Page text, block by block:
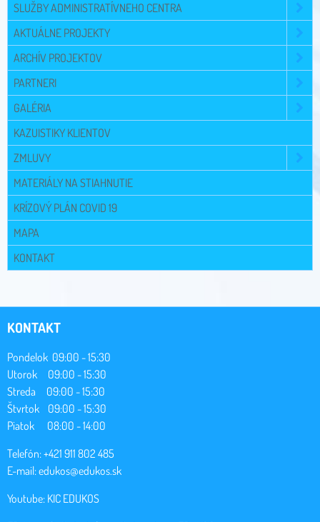
SLUŽBY ADMINISTRATÍVNEHO CENTRA
AKTUÁLNE PROJEKTY
ARCHÍV PROJEKTOV
PARTNERI
GALÉRIA
KAZUISTIKY KLIENTOV
ZMLUVY
MATERIÁLY NA STIAHNUTIE
KRÍZOVÝ PLÁN COVID 19
MAPA
KONTAKT
KONTAKT
Pondelok 09:00 - 15:30
Utorok 09:00 - 15:30
Streda 09:00 - 15:30
Štvrtok 09:00 - 15:30
Piatok 08:00 - 14:00
Telefón: +421 911 802 485
E-mail:edukos@edukos.sk
Youtube: KIC EDUKOS